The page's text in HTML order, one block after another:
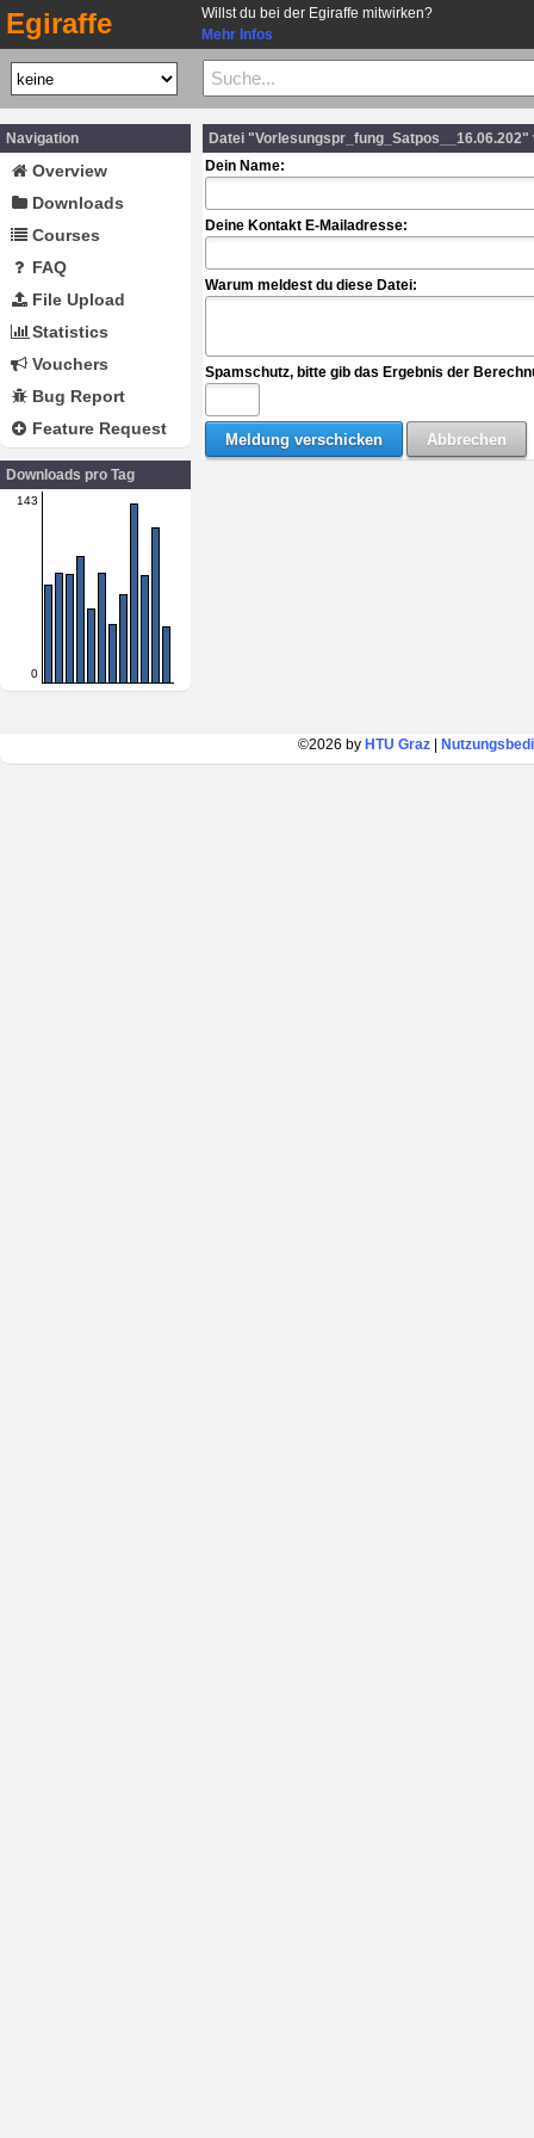
Egiraffe
Willst du bei der Egiraffe mitwirken?
Mehr Infos
Navigation
Overview
Downloads
Courses
FAQ
File Upload
Statistics
Vouchers
Bug Report
Feature Request
Downloads pro Tag
143
0
Datei
Dein Name:
Deine Kontakt E-Mailadresse:
Warum meldest du diese Datei:
Spamschutz, bitte gib das Ergebnis der
©2026 by HTU Graz|